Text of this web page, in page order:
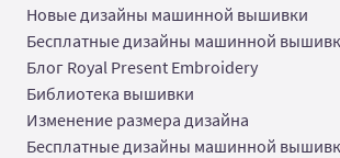
Новые дизайны машинной вышивки
Бесплатные дизайны машинной
Блог Royal Present Embroidery
Библиотека вышивки
Изменение размера дизайна
Бесплатные дизайны машинной